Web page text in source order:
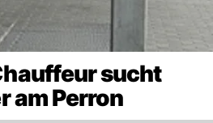
sucht
am Perron